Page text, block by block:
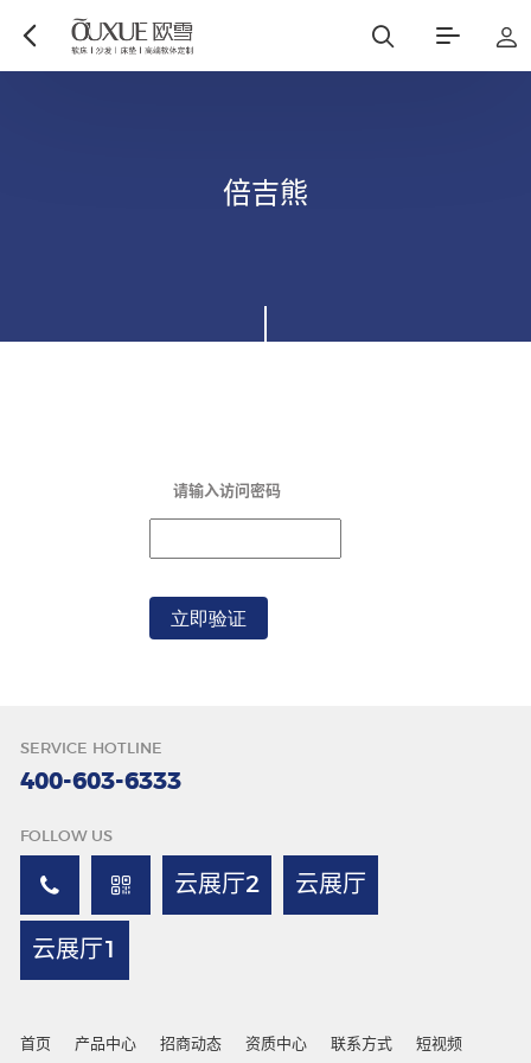
倍吉熊
请输入访问密码
SERVICE HOTLINE
400-603-6333
FOLLOW US
云展厅2 云展厅
云展厅1
首页 产品中心 招商动态 资质中心 联系方式 短视频